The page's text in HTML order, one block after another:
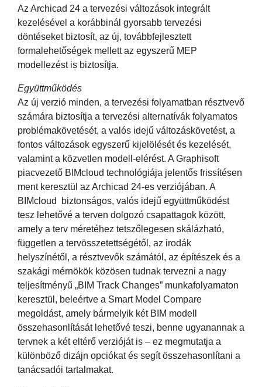
Az Archicad 24 a tervezési változások integrált
kezelésével a korábbinál gyorsabb tervezési
döntéseket biztosít, az új, továbbfejlesztett
formalehetőségek mellett az egyszerű MEP
modellezést is biztosítja.
Együttműködés
Az új verzió minden, a tervezési folyamatban résztvevő
számára biztosítja a tervezési alternatívák folyamatos
problémakövetését, a valós idejű változáskövetést, a
fontos változások egyszerű kijelölését és kezelését,
valamint a közvetlen modell-elérést. A Graphisoft
piacvezető BIMcloud technológiája jelentős frissítésen
ment keresztül az Archicad 24-es verziójában. A
BIMcloud biztonságos, valós idejű együttműködést
tesz lehetővé a terven dolgozó csapattagok között,
amely a terv méretéhez tetszőlegesen skálázható,
független a tervösszetettségétől, az irodák
helyszínétől, a résztvevők számától, az építészek és a
szakági mérnökök közösen tudnak tervezni a nagy
teljesítményű „BIM Track Changes” munkafolyamaton
keresztül, beleértve a Smart Model Compare
megoldást, amely bármelyik két BIM modell
összehasonlítását lehetővé teszi, benne ugyanannak a
tervnek a két eltérő verzióját is – ez megmutatja a
különböző dizájn opciókat és segít összehasonlítani a
tanácsadói tartalmakat.